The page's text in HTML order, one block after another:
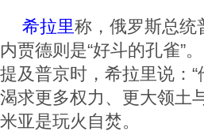
希拉里称，俄罗斯总统
内贾德则是“好斗的孔雀”。
提及普京时，希拉里说：
渴求更多权力、更大领土
米亚是玩火自焚。